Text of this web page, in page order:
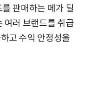
판매하는 메가 딜
여러 브랜드를 취급
고 수익 안정성을